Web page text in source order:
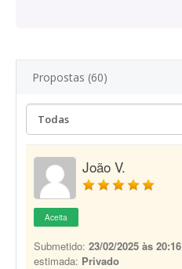
Propostas (60)
João V.
Aceita
Submetido: 23/02/2025 às 20:16
estimada: Privado